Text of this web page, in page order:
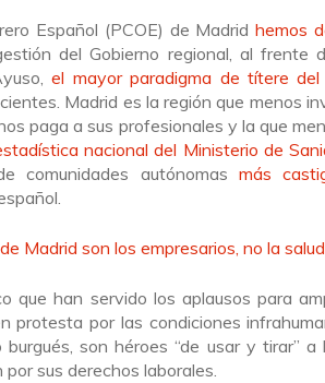
Español (PCOE) de Madridhemos
del Gobierno regional, al frente
el mayor paradigma de títere del
Madrid es la región que menos
paga a sus profesionales y la que
nacional del Ministerio de
comunidades autónomas más
Madrid son los empresarios, no la
que han servido los aplausos para
protesta por las condiciones
son héroes “de usar y tirar”
sus derechos laborales.